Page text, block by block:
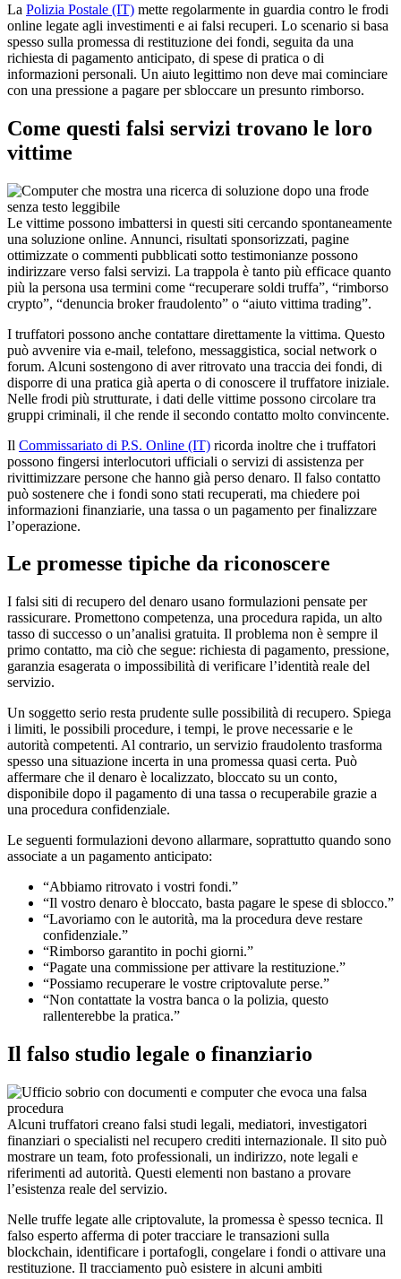
La Polizia Postale (IT) mette regolarmente in guardia contro le frodi
online legate agli investimenti e ai falsi recuperi. Lo scenario si basa
spesso sulla promessa di restituzione dei fondi, seguita da una
richiesta di pagamento anticipato, di spese di pratica o di
informazioni personali. Un aiuto legittimo non deve mai cominciare
con una pressione a pagare per sbloccare un presunto rimborso.
Come questi falsi servizi trovano le loro
vittime
Le vittime possono imbattersi in questi siti cercando spontaneamente
una soluzione online. Annunci, risultati sponsorizzati, pagine
ottimizzate o commenti pubblicati sotto testimonianze possono
indirizzare verso falsi servizi. La trappola è tanto più efficace quanto
più la persona usa termini come “recuperare soldi truffa”, “rimborso
crypto”, “denuncia broker fraudolento” o “aiuto vittima trading”.
I truffatori possono anche contattare direttamente la vittima. Questo
può avvenire via e-mail, telefono, messaggistica, social network o
forum. Alcuni sostengono di aver ritrovato una traccia dei fondi, di
disporre di una pratica già aperta o di conoscere il truffatore iniziale.
Nelle frodi più strutturate, i dati delle vittime possono circolare tra
gruppi criminali, il che rende il secondo contatto molto convincente.
Il Commissariato di P.S. Online (IT) ricorda inoltre che i truffatori
possono fingersi interlocutori ufficiali o servizi di assistenza per
rivittimizzare persone che hanno già perso denaro. Il falso contatto
può sostenere che i fondi sono stati recuperati, ma chiedere poi
informazioni finanziarie, una tassa o un pagamento per finalizzare
l’operazione.
Le promesse tipiche da riconoscere
I falsi siti di recupero del denaro usano formulazioni pensate per
rassicurare. Promettono competenza, una procedura rapida, un alto
tasso di successo o un’analisi gratuita. Il problema non è sempre il
primo contatto, ma ciò che segue: richiesta di pagamento, pressione,
garanzia esagerata o impossibilità di verificare l’identità reale del
servizio.
Un soggetto serio resta prudente sulle possibilità di recupero. Spiega
i limiti, le possibili procedure, i tempi, le prove necessarie e le
autorità competenti. Al contrario, un servizio fraudolento trasforma
spesso una situazione incerta in una promessa quasi certa. Può
affermare che il denaro è localizzato, bloccato su un conto,
disponibile dopo il pagamento di una tassa o recuperabile grazie a
una procedura confidenziale.
Le seguenti formulazioni devono allarmare, soprattutto quando sono
associate a un pagamento anticipato:
“Abbiamo ritrovato i vostri fondi.”
“Il vostro denaro è bloccato, basta pagare le spese di sblocco.”
“Lavoriamo con le autorità, ma la procedura deve restare
confidenziale.”
“Rimborso garantito in pochi giorni.”
“Pagate una commissione per attivare la restituzione.”
“Possiamo recuperare le vostre criptovalute perse.”
“Non contattate la vostra banca o la polizia, questo
rallenterebbe la pratica.”
Il falso studio legale o finanziario
Alcuni truffatori creano falsi studi legali, mediatori, investigatori
finanziari o specialisti nel recupero crediti internazionale. Il sito può
mostrare un team, foto professionali, un indirizzo, note legali e
riferimenti ad autorità. Questi elementi non bastano a provare
l’esistenza reale del servizio.
Nelle truffe legate alle criptovalute, la promessa è spesso tecnica. Il
falso esperto afferma di poter tracciare le transazioni sulla
blockchain, identificare i portafogli, congelare i fondi o attivare una
restituzione. Il tracciamento può esistere in alcuni ambiti